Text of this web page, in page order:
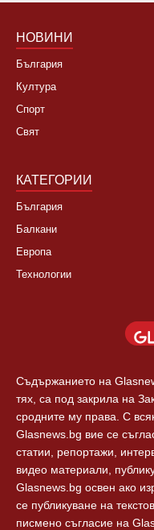
НОВИНИ
България
Култура
Спорт
Свят
КАТЕГОРИИ
България
Балкани
Европа
Технологии
Съдържанието на
тях, са под закрила на
сродните му права. С
Glasnews.bg вие се
статии, репортажи,
видео материали,
Glasnews.bg освен ако
се публикуване на
писмено съгласие на